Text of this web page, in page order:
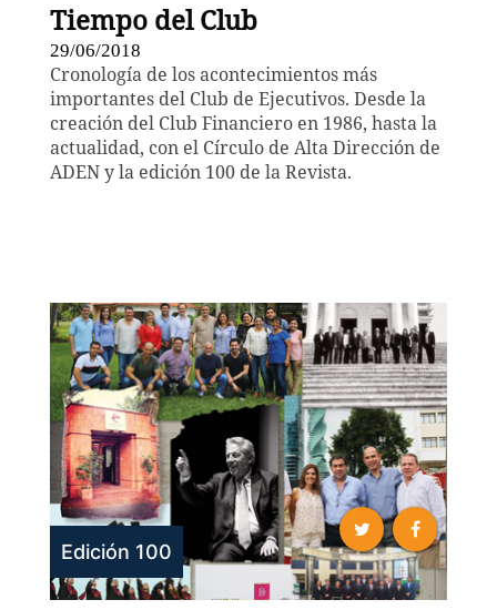
Tiempo del Club
29/06/2018
Cronología de los acontecimientos más
importantes del Club de Ejecutivos. Desde la
creación del Club Financiero en 1986, hasta la
actualidad, con el Círculo de Alta Dirección de
ADEN y la edición 100 de la Revista.
Edición 100